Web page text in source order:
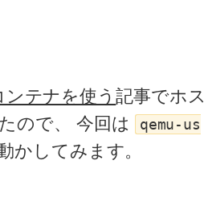
ンテナを使う記事でホス
ので、 今回は
qemu-us
してみます。